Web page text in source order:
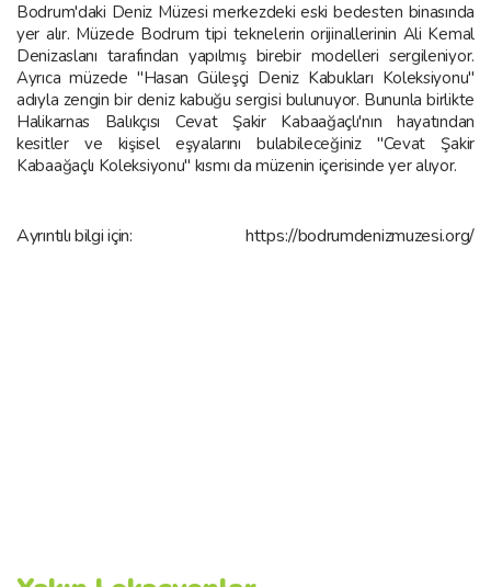
Bodrum'daki Deniz Müzesi merkezdeki eski bedesten binasında
yer alır. Müzede Bodrum tipi teknelerin orijinallerinin Ali Kemal
Denizaslanı tarafından yapılmış birebir modelleri sergileniyor.
Ayrıca müzede "Hasan Güleşçi Deniz Kabukları Koleksiyonu"
adıyla zengin bir deniz kabuğu sergisi bulunuyor. Bununla birlikte
Halikarnas Balıkçısı Cevat Şakir Kabaağaçlı'nın hayatından
kesitler ve kişisel eşyalarını bulabileceğiniz "Cevat Şakir
Kabaağaçlı Koleksiyonu" kısmı da müzenin içerisinde yer alıyor.
Ayrıntılı bilgi için: https://bodrumdenizmuzesi.org/